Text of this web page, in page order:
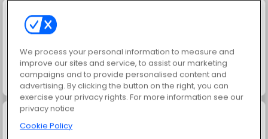
Jewel Garden Story Trollface Quest: USA 2
We process your personal information to measure and
improve our sites and service, to assist our marketing
campaigns and to provide personalised content and
advertising. By clicking the button on the right, you can
exercise your privacy rights. For more information see our
privacy notice
Cookie Policy